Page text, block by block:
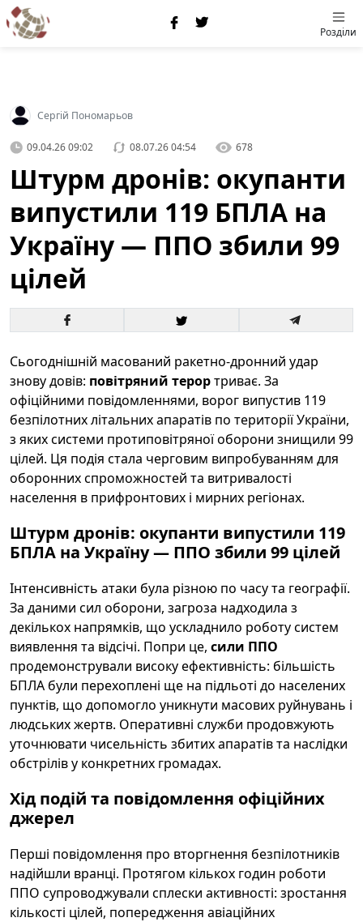
Розділи
Сергій Пономарьов
09.04.26 09:02 08.07.26 04:54 678
Штурм дронів: окупанти
випустили 119 БПЛА на
Україну — ППО збили 99
цілей
Сьогоднішній масований ракетно-дронний удар
знову довів: повітряний терортриває. За
офіційними повідомленнями, ворог випустив 119
безпілотних літальних апаратів по території України,
з яких системи протиповітряної оборони знищили 99
цілей. Ця подія стала черговим випробуванням для
оборонних спроможностей та витривалості
населення в прифронтових і мирних регіонах.
Штурм дронів: окупанти випустили 119
БПЛА на Україну — ППО збили 99 цілей
Інтенсивність атаки була різною по часу та географії.
За даними сил оборони, загроза надходила з
декількох напрямків, що ускладнило роботу систем
виявлення та відсічі. Попри це, сили ППО
продемонстрували високу ефективність: більшість
БПЛА були перехоплені ще на підльоті до населених
пунктів, що допомогло уникнути масових руйнувань і
людських жертв. Оперативні служби продовжують
уточнювати чисельність збитих апаратів та наслідки
обстрілів у конкретних громадах.
Хід подій та повідомлення офіційних
джерел
Перші повідомлення про вторгнення безпілотників
надійшли вранці. Протягом кількох годин роботи
ППО супроводжували сплески активності: зростання
кількості цілей, попередження авіаційних